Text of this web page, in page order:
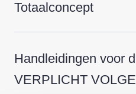
Totaalconcept
Handleidingen voor
VERPLICHT